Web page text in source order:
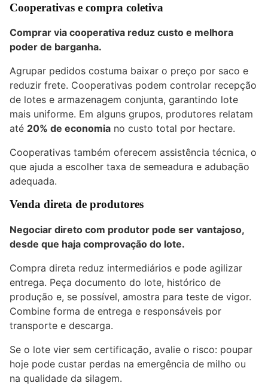
Cooperativas e compra coletiva
Comprar via cooperativa reduz custo e melhora
poder de barganha.
Agrupar pedidos costuma baixar o preço por saco e
reduzir frete. Cooperativas podem controlar recepção
de lotes e armazenagem conjunta, garantindo lote
mais uniforme. Em alguns grupos, produtores relatam
até 20% de economia no custo total por hectare.
Cooperativas também oferecem assistência técnica, o
que ajuda a escolher taxa de semeadura e adubação
adequada.
Venda direta de produtores
Negociar direto com produtor pode ser vantajoso,
desde que haja comprovação do lote.
Compra direta reduz intermediários e pode agilizar
entrega. Peça documento do lote, histórico de
produção e, se possível, amostra para teste de vigor.
Combine forma de entrega e responsáveis por
transporte e descarga.
Se o lote vier sem certificação, avalie o risco: poupar
hoje pode custar perdas na emergência de milho ou
na qualidade da silagem.